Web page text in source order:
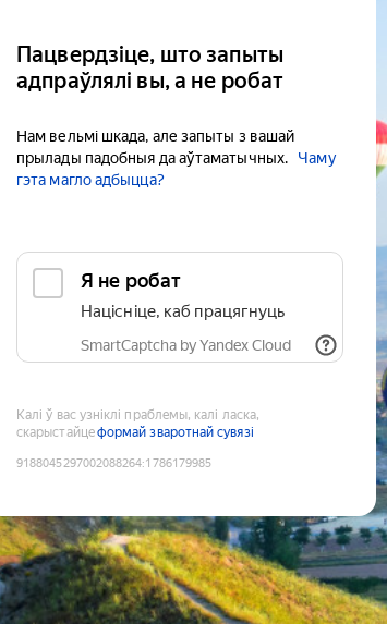
Пацвердзіце, што запыты
адпраўлялі вы, а не робат
Нам вельмі шкада, але запыты з вашай
прылады падобныя да аўтаматычных.
Чаму
гэта магло адбыцца?
Я не робат
Націсніце, каб працягнуць
SmartCaptcha by Yandex Cloud
Калі ў вас узніклі праблемы, калі ласка,
скарыстайцеформай зваротнай сувязі
9188045297002088264:1786179985